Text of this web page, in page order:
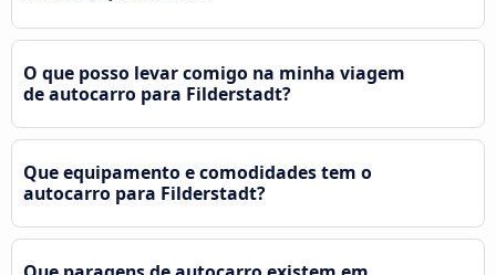
O que posso levar comigo na minha viagem
de autocarro para Filderstadt?
Que equipamento e comodidades tem o
autocarro para Filderstadt?